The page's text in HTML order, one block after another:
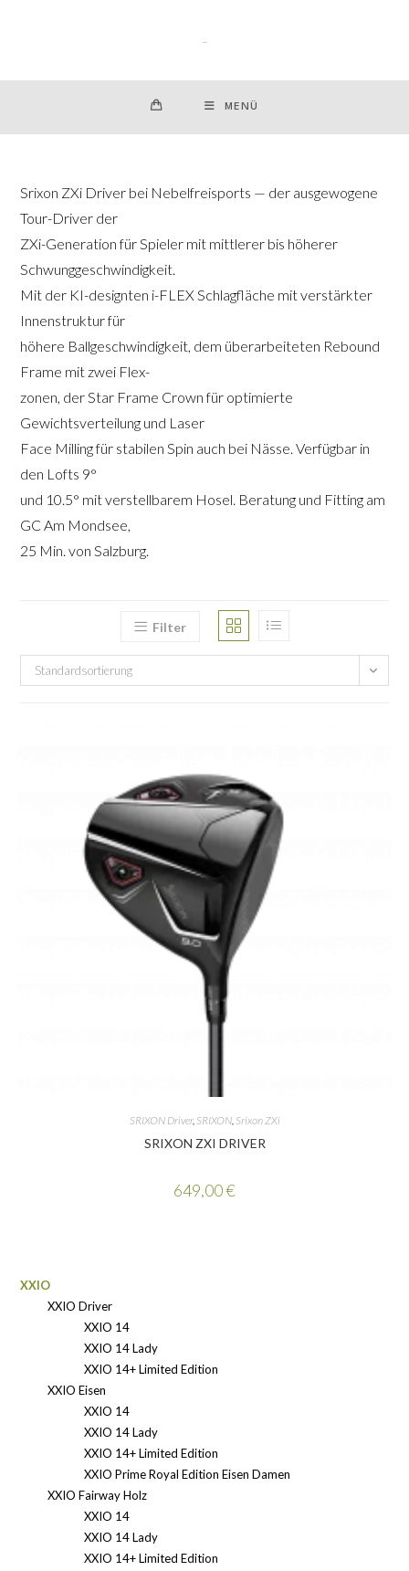
MENÜ
Srixon ZXi Driver bei Nebelfreisports — der ausgewogene
Tour-Driver der
ZXi-Generation für Spieler mit mittlerer bis höherer
Schwunggeschwindigkeit.
Mit der KI-designten i-FLEX Schlagfläche mit verstärkter
Innenstruktur für
höhere Ballgeschwindigkeit, dem überarbeiteten Rebound
Frame mit zwei Flex-
zonen, der Star Frame Crown für optimierte
Gewichtsverteilung und Laser
Face Milling für stabilen Spin auch bei Nässe. Verfügbar in
den Lofts 9°
und 10.5° mit verstellbarem Hosel. Beratung und Fitting am
GC Am Mondsee,
25 Min. von Salzburg.
Filter
Standardsortierung
SRIXON Driver, SRIXON, Srixon ZXi
SRIXON ZXI DRIVER
649,00€
XXIO
XXIO Driver
XXIO 14
XXIO 14 Lady
XXIO 14+ Limited Edition
XXIO Eisen
XXIO 14
XXIO 14 Lady
XXIO 14+ Limited Edition
XXIO Prime Royal Edition Eisen Damen
XXIO Fairway Holz
XXIO 14
XXIO 14 Lady
XXIO 14+ Limited Edition